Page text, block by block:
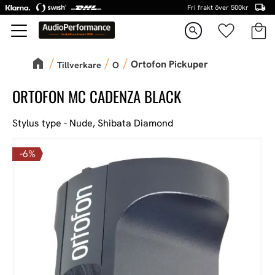
Meny
Fri frakt över 500kr
search Favoriter
Tillverkare O Ortofon Pickuper
ORTOFON MC CADENZA BLACK
Stylus type - Nude, Shibata Diamond
6%